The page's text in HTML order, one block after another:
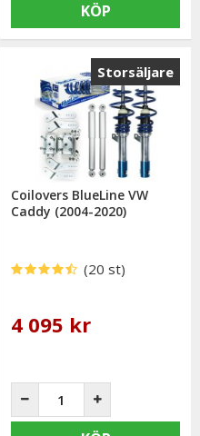
KÖP
Storsäljare
Coilovers BlueLine VW
Caddy (2004-2020)
(20 st)
4 095 kr